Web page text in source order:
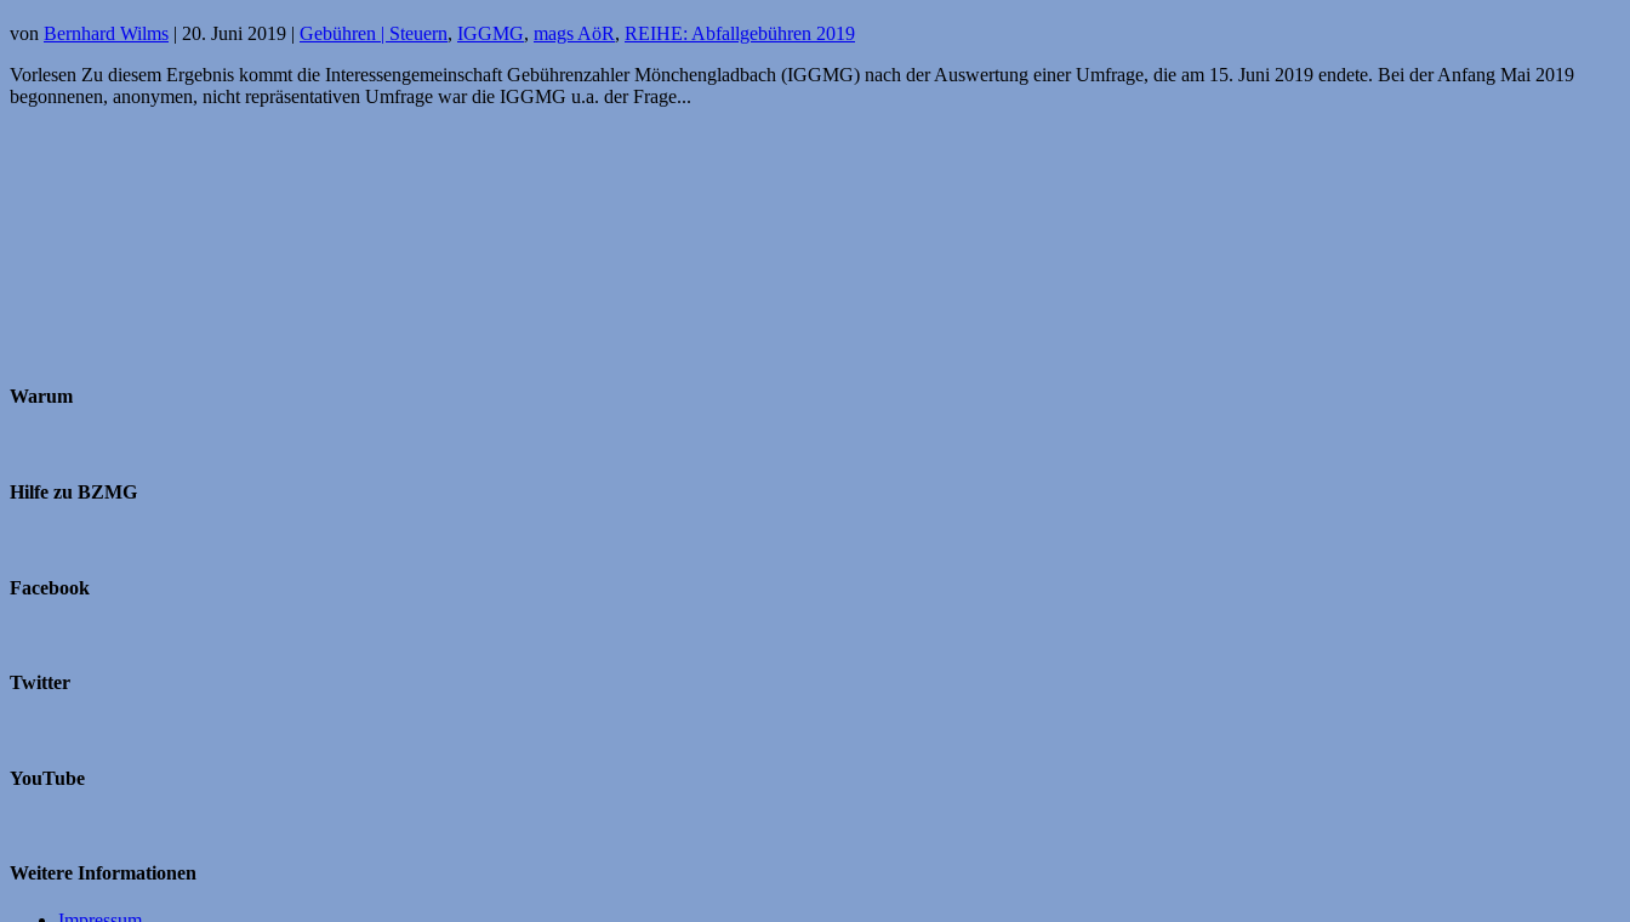
von Bernhard Wilms | 20. Juni 2019 | Gebühren | Steuern, IGGMG, mags AöR, REIHE: Abfallgebühren 2019
Vorlesen Zu diesem Ergebnis kommt die Interessengemeinschaft Gebührenzahler Mönchengladbach (IGGMG) nach der Auswertung einer Umfrage, die am 15. Juni 2019 endete. Bei der Anfang Mai 2019
begonnenen, anonymen, nicht repräsentativen Umfrage war die IGGMG u.a. der Frage...
Warum
Hilfe zu BZMG
Facebook
Twitter
YouTube
Weitere Informationen